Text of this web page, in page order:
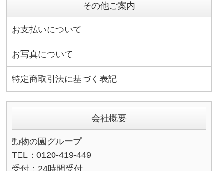
その他ご案内
お支払いについて
お写真について
特定商取引法に基づく表記
会社概要
動物の園グループ
TEL：0120-419-449
受付：24時間受付